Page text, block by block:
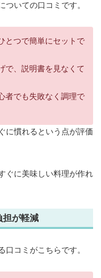
ついての口コミです。
とつで簡単にセットで
で、説明書を見なくて
者でも失敗なく調理で
に慣れるという点が評価
ぐに美味しい料理が作れ
担が軽減
口コミがこちらです。